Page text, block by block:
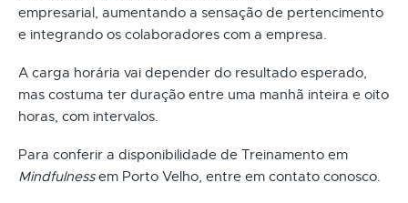
empresarial, aumentando a sensação de pertencimento
e integrando os colaboradores com a empresa.
A carga horária vai depender do resultado esperado,
mas costuma ter duração entre uma manhã inteira e oito
horas, com intervalos.
Para conferir a disponibilidade de Treinamento em
Mindfulnessem Porto Velho, entre em contato conosco.